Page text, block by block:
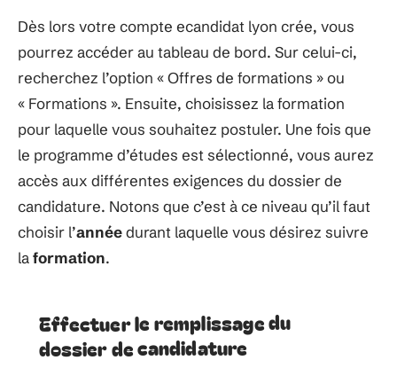
Dès lors votre compte ecandidat lyon crée, vous
pourrez accéder au tableau de bord. Sur celui-ci,
recherchez l’option « Offres de formations » ou
« Formations ». Ensuite, choisissez la formation
pour laquelle vous souhaitez postuler. Une fois que
le programme d’études est sélectionné, vous aurez
accès aux différentes exigences du dossier de
candidature. Notons que c’est à ce niveau qu’il faut
choisir l’annéedurant laquelle vous désirez suivre
laformation.
Effectuer le remplissage du
dossier de candidature